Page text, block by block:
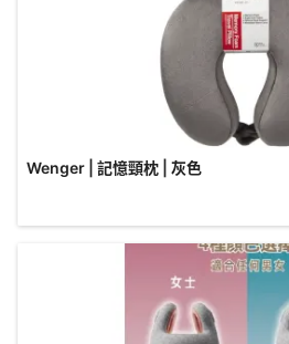
Wenger | 記憶頸枕 | 灰色